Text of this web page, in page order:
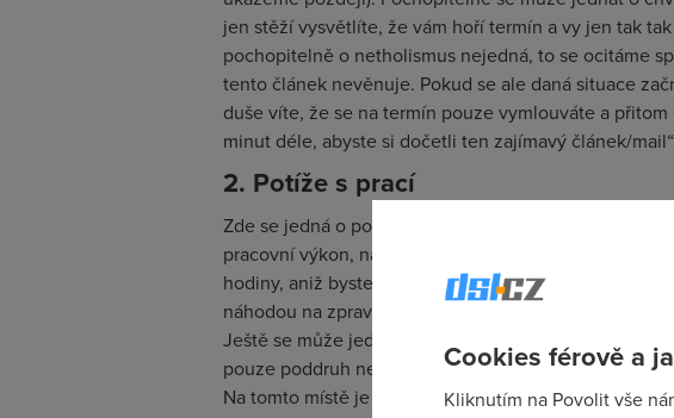
jen stěží vysvětlíte, že vám hoří termín a vy jen tak
pochopitelně o netholismus nejedná, to se ocitáme
tento článek nevěnuje. Pokud se ale daná situace
duše víte, že se na termín pouze vymlouváte a
minut déle, abyste si dočetli ten zajímavý článek/
2. Potíže s prací
Zde se jedná o poruchu soustředění, kterou má za
pracovní výkon, na nějž se musíte soustředit, ale
hodiny, aniž byste se podívali, co je nového na
náhodou na zpravodajském serveru neohlašují třetí
Ještě se může jednat o ještě nověji popsanou
pouze poddruh netholismu, který není o nic méně
Na tomto místě je dobré zmínit ještě jeden poddruh
Cookies férově a
Kliknutím na Povolit vše